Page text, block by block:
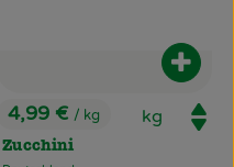
zum Warenkorb
, Preis:
4,99 € / kg
Zucchini